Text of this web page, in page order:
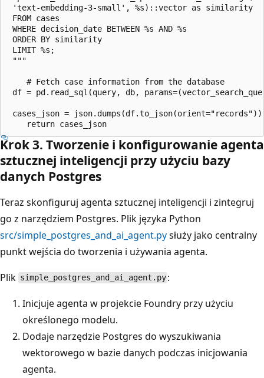
'text-embedding-3-small', %s)::vector as similarity
FROM cases
WHERE decision_date BETWEEN %s AND %s
ORDER BY similarity
LIMIT %s;
"""
    # Fetch case information from the database
df = pd.read_sql(query, db,
cases_json = json.dumps(df.to_json(orient="records"))
Krok 3. Tworzenie i konfigurowanie agenta
sztucznej inteligencji przy użyciu bazy
danych Postgres
Teraz skonfiguruj agenta sztucznej inteligencji i zintegruj
go z narzędziem Postgres. Plik języka Python
src/simple_postgres_and_ai_agent.pysłuży jako centralny
punkt wejścia do tworzenia i używania agenta.
Plik simple_postgres_and_ai_agent.py :
Inicjuje agenta w projekcie Foundry przy użyciu
określonego modelu.
Dodaje narzędzie Postgres do wyszukiwania
wektorowego w bazie danych podczas inicjowania
agenta.